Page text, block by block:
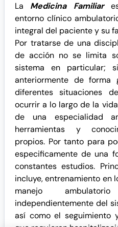
La Medicina Familiares
entorno clínico
integral del paciente y su
Por tratarse de una
de acción no se limita
sistema en particular;
anteriormente de forma
diferentes situaciones
ocurrir a lo largo de la
de una especialidad
herramientas y
propios. Por tanto para
especificamente de una
constantes estudios.
incluye, entrenamiento en
manejo
independientemente del
así como el seguimiento